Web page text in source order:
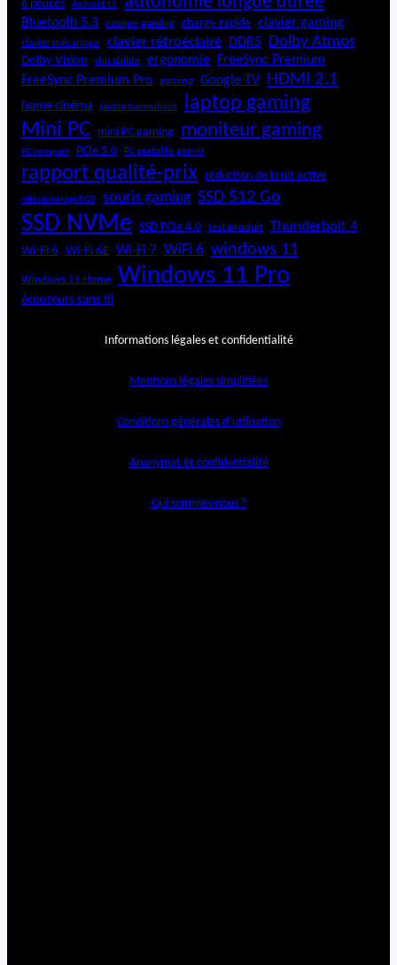
6 pouces Android 15
Bluetooth 5.3 casque gaming charge rapide clavier gaming
clavier mécanique clavier rétroéclairé DDR5 Dolby Atmos
Dolby Vision durabilité ergonomie
FreeSync Premium
FreeSync Premium Pro
gaming Google TV HDMI 2.1
home cinéma laptop bureautique laptop gaming
Mini PC mini PC gaming moniteur gaming
PC compact PCIe 5.0 PC portable gamer
rapport qualité-prix réduction de bruit active
rétroéclairage RGB souris gaming SSD 512 Go
SSD NVMe SSD PCIe 4.0 test produit Thunderbolt 4
Wi-Fi 6 Wi-Fi 6E Wi-Fi 7 WiFi 6 windows 11
Windows 11 Home Windows 11 Pro
écouteurs sans fil
Informations légales et confidentialité
Mentions légales simplifiées
Conditions générales d’utilisation
Anonymat et confidentialité
Qui sommes-nous ?